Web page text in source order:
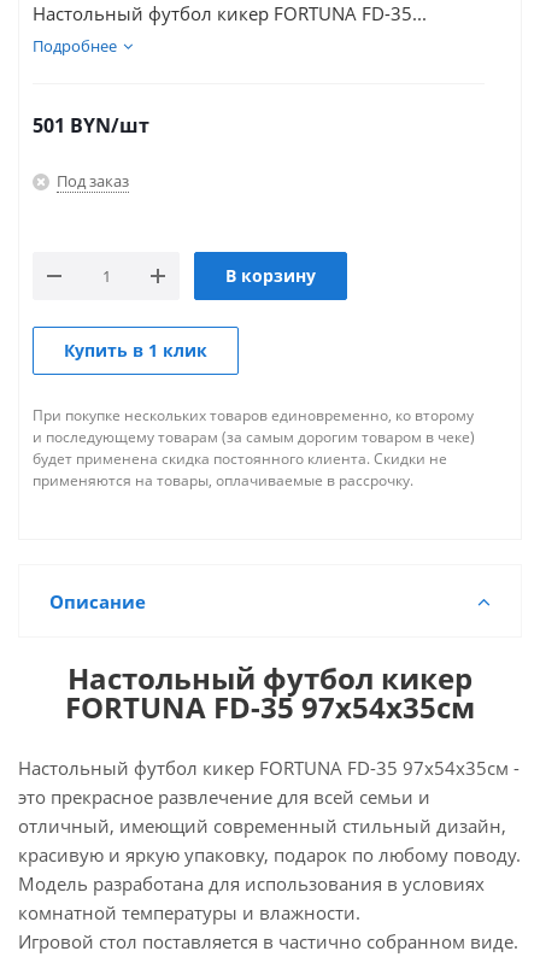
Настольный футбол кикер FORTUNA FD-35...
Подробнее
501 BYN/шт
Под заказ
В корзину
Купить в 1 клик
При покупке нескольких товаров единовременно, ко второму
и последующему товарам (за самым дорогим товаром в чеке)
будет применена скидка постоянного клиента. Скидки не
применяются на товары, оплачиваемые в рассрочку.
Описание
Настольный футбол кикер
FORTUNA FD-35 97х54х35см
Настольный футбол кикер FORTUNA FD-35 97х54х35см -
это прекрасное развлечение для всей семьи и
отличный, имеющий современный стильный дизайн,
красивую и яркую упаковку, подарок по любому поводу.
Модель разработана для использования в условиях
комнатной температуры и влажности.
Игровой стол поставляется в частично собранном виде.